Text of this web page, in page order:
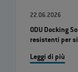
22.06.2026
ODU Docking
resistenti per
Leggi di più